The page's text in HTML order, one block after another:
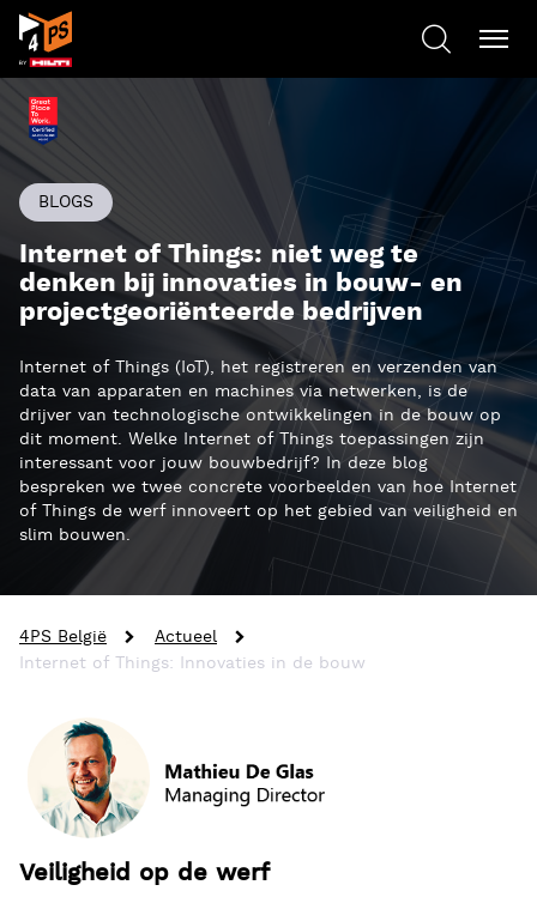
BLOGS
Internet of Things: niet weg te
denken bij innovaties in bouw- en
projectgeoriënteerde bedrijven
Internet of Things (IoT), het registreren en verzenden van
data van apparaten en machines via netwerken, is de
drijver van technologische ontwikkelingen in de bouw op
dit moment. Welke Internet of Things toepassingen zijn
interessant voor jouw bouwbedrijf? In deze blog
bespreken we twee concrete voorbeelden van hoe Internet
of Things de werf innoveert op het gebied van veiligheid en
slim bouwen.
4PS België
Actueel
Internet of Things: Innovaties in de bouw
Veiligheid op de werf